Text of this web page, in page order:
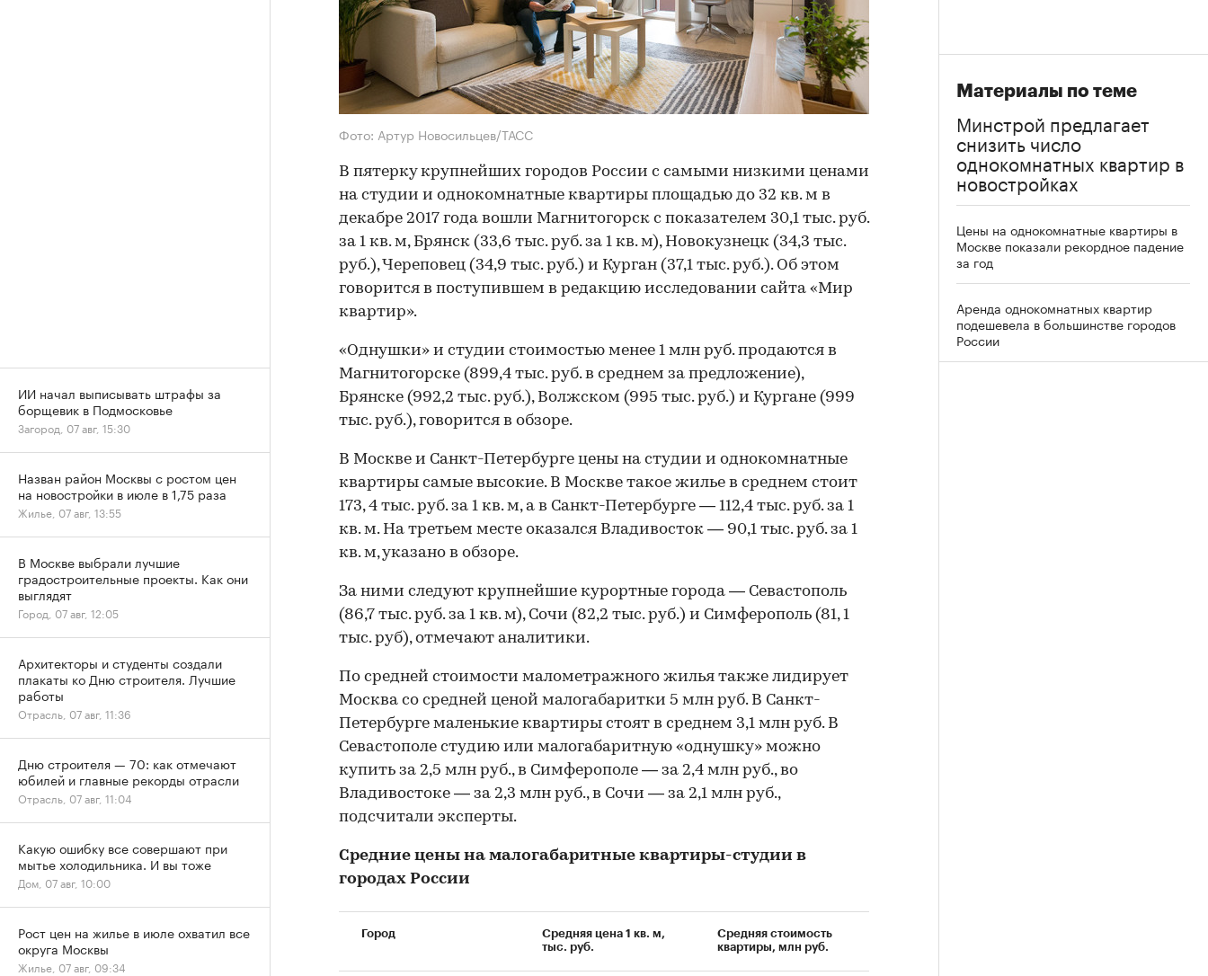
Фото: Артур Новосильцев/ТАСС
В пятерку крупнейших городов России с самыми низкими ценами
на студии и однокомнатные квартиры площадью до 32 кв. м в
декабре 2017 года вошли Магнитогорск с показателем 30,1 тыс. руб.
за 1 кв. м, Брянск (33,6 тыс. руб. за 1 кв. м), Новокузнецк (34,3 тыс.
руб.), Череповец (34,9 тыс. руб.) и Курган (37,1 тыс. руб.). Об этом
говорится в поступившем в редакцию исследовании сайта «Мир
квартир».
«Однушки» и студии стоимостью менее 1 млн руб. продаются в
Магнитогорске (899,4 тыс. руб. в среднем за предложение),
Брянске (992,2 тыс. руб.), Волжском (995 тыс. руб.) и Кургане (999
тыс. руб.), говорится в обзоре.
В Москве и Санкт-Петербурге цены на студии и однокомнатные
квартиры самые высокие. В Москве такое жилье в среднем стоит
173, 4 тыс. руб. за 1 кв. м, а в Санкт-Петербурге — 112,4 тыс. руб. за 1
кв. м. На третьем месте оказался Владивосток — 90,1 тыс. руб. за 1
кв. м, указано в обзоре.
За ними следуют крупнейшие курортные города — Севастополь
(86,7 тыс. руб. за 1 кв. м), Сочи (82,2 тыс. руб.) и Симферополь (81, 1
тыс. руб), отмечают аналитики.
По средней стоимости малометражного жилья также лидирует
Москва со средней ценой малогабаритки 5 млн руб. В Санкт-
Петербурге маленькие квартиры стоят в среднем 3,1 млн руб. В
Севастополе студию или малогабаритную «однушку» можно
купить за 2,5 млн руб., в Симферополе — за 2,4 млн руб., во
Владивостоке — за 2,3 млн руб., в Сочи — за 2,1 млн руб.,
подсчитали эксперты.
Средние цены на малогабаритные квартиры-студии в
городах России
Город
Средняя цена 1 кв. м,
тыс. руб.
Средняя стоимость
квартиры, млн руб.
Материалы по теме
Минстрой предлагает
снизить число
однокомнатных квартир в
новостройках
Цены на однокомнатные квартиры в
Москве показали рекордное падение
за год
Аренда однокомнатных квартир
подешевела в большинстве городов
России
ИИ начал выписывать штрафы за
борщевик в Подмосковье
Загород, 07 авг, 15:30
Назван район Москвы с ростом цен
на новостройки в июле в 1,75 раза
Жилье, 07 авг, 13:55
В Москве выбрали лучшие
градостроительные проекты. Как они
выглядят
Город, 07 авг, 12:05
Архитекторы и студенты создали
плакаты ко Дню строителя. Лучшие
работы
Отрасль, 07 авг, 11:36
Дню строителя — 70: как отмечают
юбилей и главные рекорды отрасли
Отрасль, 07 авг, 11:04
Какую ошибку все совершают при
мытье холодильника. И вы тоже
Дом, 07 авг, 10:00
Рост цен на жилье в июле охватил все
округа Москвы
Жилье, 07 авг, 09:34